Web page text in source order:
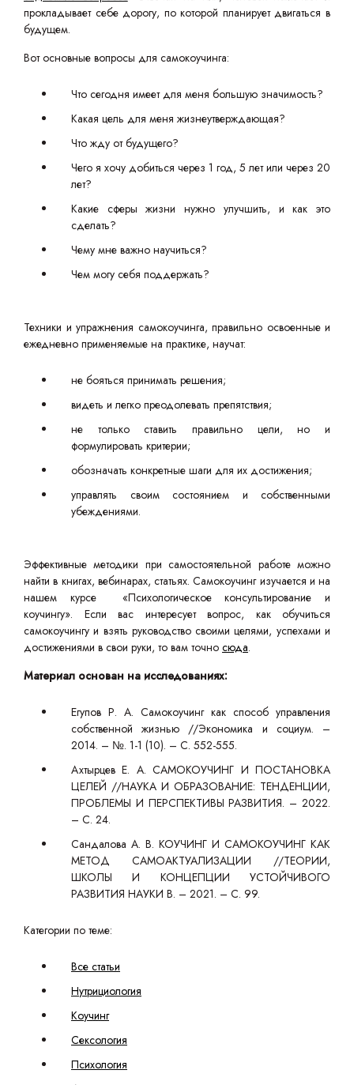
прокладывает себе дорогу, по которой планирует двигаться в
будущем.
Вот основные вопросы для самокоучинга:
Что сегодня имеет для меня большую значимость?
Какая цель для меня жизнеутверждающая?
Что жду от будущего?
Чего я хочу добиться через 1 год, 5 лет или через 20
лет?
Какие сферы жизни нужно улучшить, и как это
сделать?
Чему мне важно научиться?
Чем могу себя поддержать?
Техники и упражнения самокоучинга, правильно освоенные и
ежедневно применяемые на практике, научат:
не бояться принимать решения;
видеть и легко преодолевать препятствия;
не только ставить правильно цели, но и
формулировать критерии;
обозначать конкретные шаги для их достижения;
управлять своим состоянием и собственными
убеждениями.
Эффективные методики при самостоятельной работе можно
найти в книгах, вебинарах, статьях. Самокоучинг изучается и на
нашем курсе «Психологическое консультирование и
коучингу». Если вас интересует вопрос, как обучиться
самокоучингу и взять руководство своими целями, успехами и
достижениями в свои руки, то вам точно сюда.
Материал основан на исследованиях:
Егупов Р. А. Самокоучинг как способ управления
собственной жизнью //Экономика и социум. –
2014. – №. 1-1 (10). – С. 552-555.
Ахтырцев Е. А. САМОКОУЧИНГ И ПОСТАНОВКА
ЦЕЛЕЙ //НАУКА И ОБРАЗОВАНИЕ: ТЕНДЕНЦИИ,
ПРОБЛЕМЫ И ПЕРСПЕКТИВЫ РАЗВИТИЯ. – 2022.
– С. 24.
Сандалова А. В. КОУЧИНГ И САМОКОУЧИНГ КАК
МЕТОД САМОАКТУАЛИЗАЦИИ //ТЕОРИИ,
ШКОЛЫ И КОНЦЕПЦИИ УСТОЙЧИВОГО
РАЗВИТИЯ НАУКИ В. – 2021. – С. 99.
Категории по теме:
Все статьи
Нутрициология
Коучинг
Сексология
Психология